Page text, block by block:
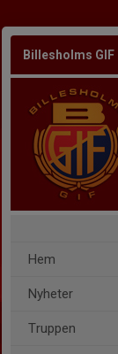
Billesholms GIF
Hem
Nyheter
Truppen